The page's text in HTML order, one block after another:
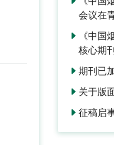
会议在
《中国
核心期
期刊已
关于版
征稿启